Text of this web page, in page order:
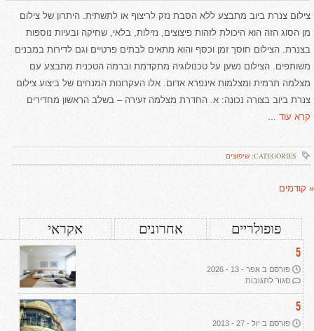
צילום צנרת ביוב מתבצע ללא הסבת נזק לריצוף או לתשתית. היתרון של צילום
מן הסוג הזה הוא היכולת לזהות פיצוצים, נזילות, בלאי, שחיקה ובעיות נוספות
בצנרת. הצילום חוסך זמן וכסף והוא מתאים לבתים פרטיים וגם לדירות במבנים
משותפים. הצילום נשען על טכנולוגיה מתקדמת וברמה הטכנית מתבצע עם
מצלמה תרמית ומצלמות אינפרא אדום. אלו העקרונות המנחים של ביצוע צילום
צנרת ביוב בצורה נכונה: א. החדרת מצלמה זעירה – בשלב הראשון מחדירים
קרא עוד ...
CATEGORIES: שיפוצים
« קודמים
פופולריים אחרונים אקראי
5
פורסם ב אפר - 13 - 2026
סגור לתגובותעל
עיצוב
ב-2026:
5
פורסם ב יול - 27 - 2013